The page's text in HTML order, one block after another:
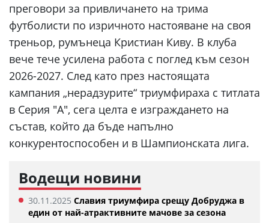
преговори за привличането на трима
футболисти по изричното настояване на своя
треньор, румънеца Кристиан Киву. В клуба
вече тече усилена работа с поглед към сезон
2026-2027. След като през настоящата
кампания „нерадзурите“ триумфираха с титлата
в Серия "А", сега целта е изграждането на
състав, който да бъде напълно
конкурентоспособен и в Шампионската лига.
Водещи новини
30.11.2025 Славия триумфира срещу Добруджа в
един от най-атрактивните мачове за сезона